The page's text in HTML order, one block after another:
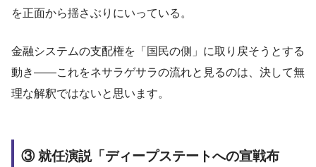
を正面から揺さぶりにいっている。
金融システムの支配権を「国民の側」に取り戻そうとする
動き——これをネサラゲサラの流れと見るのは、決して無
理な解釈ではないと思います。
③ 就任演説「ディープステートへの宣戦布